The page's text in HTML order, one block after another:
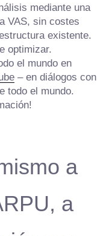
mediante una
VAS, sin costes
existente.
optimizar.
el mundo en
– en diálogos con
todo el mundo.
a
a